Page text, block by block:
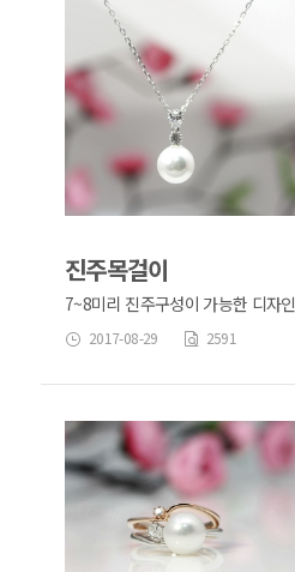
진주목걸이
7~8미리 진주구성이 가능한 디자인
2017-08-29 2591